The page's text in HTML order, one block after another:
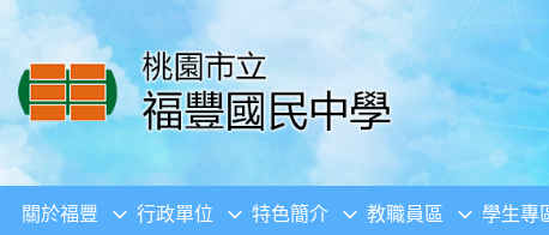
移至網頁之主要內容區位置
關於福豐 行政單位 特色簡介 教職員區 學生專